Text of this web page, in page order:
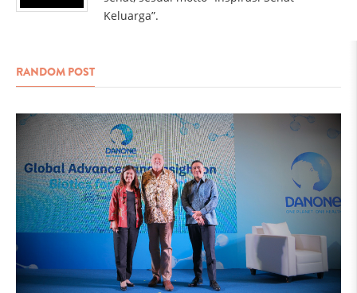
Keluarga”.
RANDOM POST